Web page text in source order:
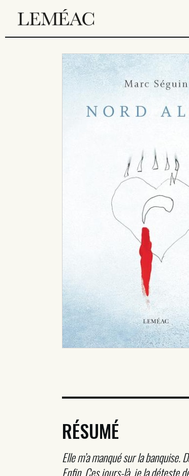
RÉSUMÉ
Elle m’a manqué sur la
Enfin. Ces jours-là, je la déteste